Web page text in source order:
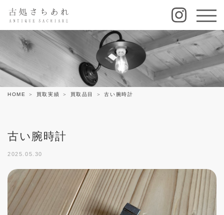
HOME 買取実績 買取品目 古い腕時計
古い腕時計
2025.05.30